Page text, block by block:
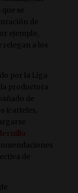
se
de
ejemplo,
relegan a los
por la Liga
productora
de
(carteles,
de